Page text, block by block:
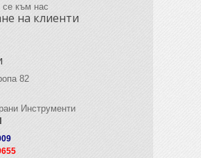
се към нас
на клиенти
82
Инструменти